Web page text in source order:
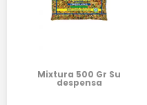
Mixtura 500 Gr Su
despensa